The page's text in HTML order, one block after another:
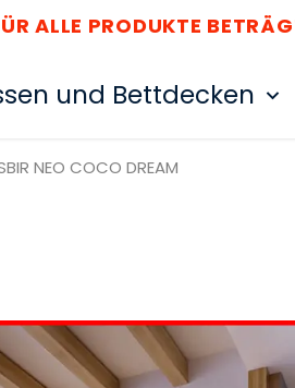
ALLE PRODUKTE
und Bettdecken
NEO COCO DREAM